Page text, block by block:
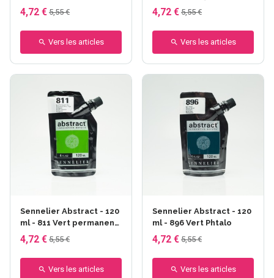
4,72 € 5,55 €
Vers les articles
4,72 € 5,55 €
Vers les articles
Sennelier Abstract - 120
ml - 811 Vert permanent
clair
4,72 € 5,55 €
Vers les articles
Sennelier Abstract - 120
ml - 896 Vert Phtalo
4,72 € 5,55 €
Vers les articles